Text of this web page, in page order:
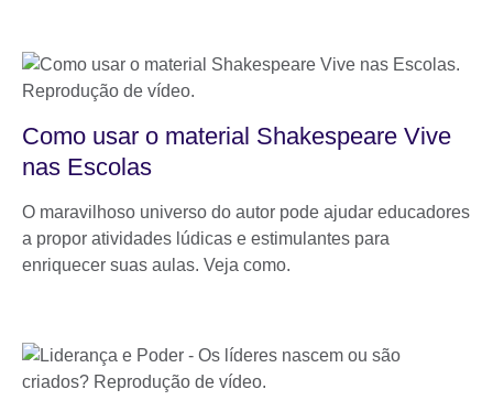
Como usar o material Shakespeare Vive
nas Escolas
O maravilhoso universo do autor pode ajudar educadores
a propor atividades lúdicas e estimulantes para
enriquecer suas aulas. Veja como.